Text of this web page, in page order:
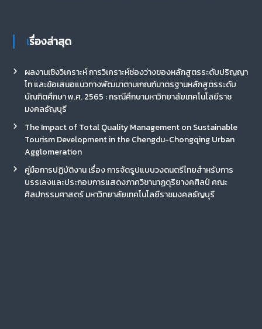
เรื่องล่าสุด
ผลงานเชิงวิเคราะห์ การวิเคราะห์ช่องว่างของหลักสูตรระดับปริญญา
โท และข้อเสนอแนวทางพัฒนาตามเกณฑ์มาตรฐานหลักสูตรระดับ
บัณฑิตศึกษา พ.ศ. 2565 : กรณีศึกษามหาวิทยาลัยเทคโนโลยีราช
มงคลธัญบุรี
The Impact of Total Quality Management on Sustainable
Tourism Development in the Chengdu-Chongqing Urban
Agglomeration
คู่มือการปฏิบัติงาน เรื่อง การจัดรูปแบบวงดนตรีไทยสำหรับการ
บรรเลงและประกอบการแสดงภาควิชานาฏดุริยางคศิลป์ คณะ
ศิลปกรรมศาสตร์ มหาวิทยาลัยเทคโนโลยีราชมงคลธัญบุรี